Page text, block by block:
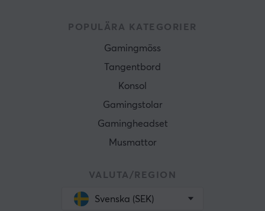
POPULÄRA KATEGORIER
Gamingmöss
Tangentbord
Konsol
Gamingstolar
Gamingheadset
Musmattor
VALUTA/REGION
Svenska (SEK)